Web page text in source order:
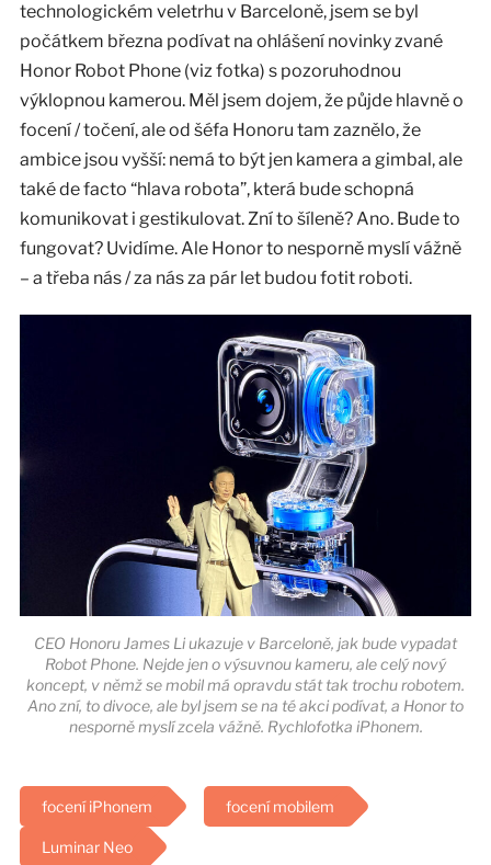
technologickém veletrhu v Barceloně, jsem se byl
počátkem března podívat na ohlášení novinky zvané
Honor Robot Phone (viz fotka) s pozoruhodnou
výklopnou kamerou. Měl jsem dojem, že půjde hlavně o
focení / točení, ale od šéfa Honoru tam zaznělo, že
ambice jsou vyšší: nemá to být jen kamera a gimbal, ale
také de facto “hlava robota”, která bude schopná
komunikovat i gestikulovat. Zní to šíleně? Ano. Bude to
fungovat? Uvidíme. Ale Honor to nesporně myslí vážně
– a třeba nás / za nás za pár let budou fotit roboti.
CEO Honoru James Li ukazuje v Barceloně, jak bude vypadat
Robot Phone. Nejde jen o výsuvnou kameru, ale celý nový
koncept, v němž se mobil má opravdu stát tak trochu robotem.
Ano zní, to divoce, ale byl jsem se na té akci podívat, a Honor to
nesporně myslí zcela vážně. Rychlofotka iPhonem.
focení iPhonem focení mobilem
Luminar Neo